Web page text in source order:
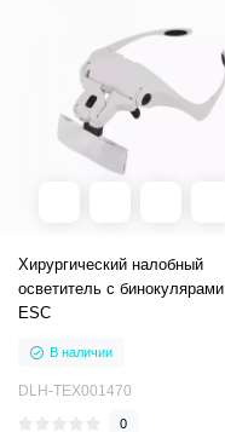
Хирургический налобный
осветитель с бинокулярами
ESC
В наличии
DLH-TEX001470
0